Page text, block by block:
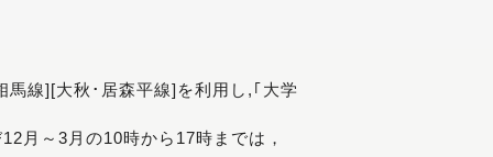
線][大秋･居森平線]を利用し,｢大学
月～3月の10時から17時までは，